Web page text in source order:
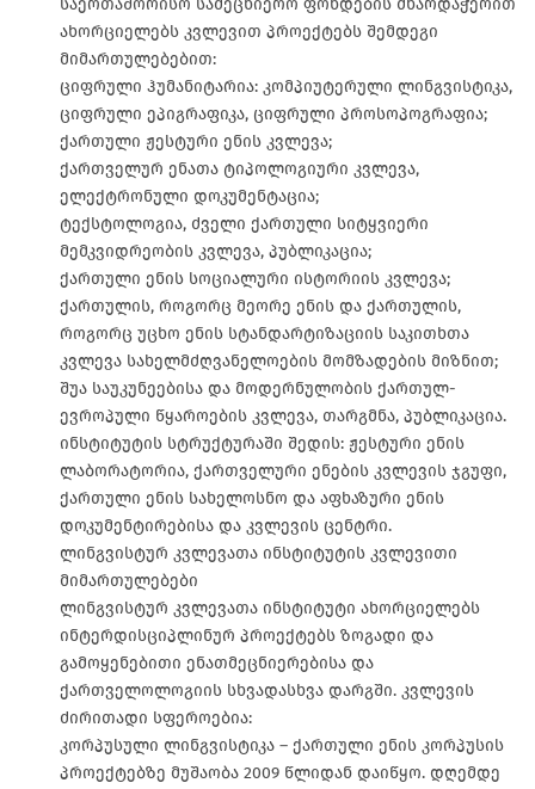
ახორციელებს კვლევით პროექტებს შემდეგი
მიმართულებებით:
ციფრული ჰუმანიტარია: კომპიუტერული ლინგვისტიკა,
ციფრული ეპიგრაფიკა, ციფრული პროსოპოგრაფია;
ქართული ჟესტური ენის კვლევა;
ქართველურ ენათა ტიპოლოგიური კვლევა,
ელექტრონული დოკუმენტაცია;
ტექსტოლოგია, ძველი ქართული სიტყვიერი
მემკვიდრეობის კვლევა, პუბლიკაცია;
ქართული ენის სოციალური ისტორიის კვლევა;
ქართულის, როგორც მეორე ენის და ქართულის,
როგორც უცხო ენის სტანდარტიზაციის საკითხთა
კვლევა სახელმძღვანელოების მომზადების მიზნით;
შუა საუკუნეებისა და მოდერნულობის ქართულ-
ევროპული წყაროების კვლევა, თარგმნა, პუბლიკაცია.
ინსტიტუტის სტრუქტურაში შედის: ჟესტური ენის
ლაბორატორია, ქართველური ენების კვლევის ჯგუფი,
ქართული ენის სახელოსნო და აფხაზური ენის
დოკუმენტირებისა და კვლევის ცენტრი.
ლინგვისტურ კვლევათა ინსტიტუტის კვლევითი
მიმართულებები
ლინგვისტურ კვლევათა ინსტიტუტი ახორციელებს
ინტერდისციპლინურ პროექტებს ზოგადი და
გამოყენებითი ენათმეცნიერებისა და
ქართველოლოგიის სხვადასხვა დარგში. კვლევის
ძირითადი სფეროებია:
კორპუსული ლინგვისტიკა – ქართული ენის კორპუსის
პროექტებზე მუშაობა 2009 წლიდან დაიწყო. დღემდე